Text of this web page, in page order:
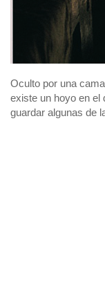
Oculto por una
existe un hoyo en el
guardar algunas de